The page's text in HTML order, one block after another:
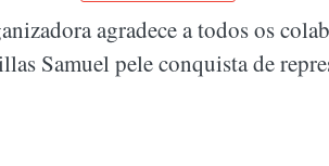
agradece a todos os
Samuel pele conquista de